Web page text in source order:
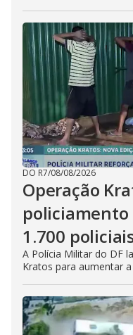
DO R7/08/08/2026
Operação
policiamento
1.700
A Polícia Militar do DF
Kratos para aumentar